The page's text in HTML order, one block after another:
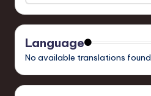
Language
No available translations found